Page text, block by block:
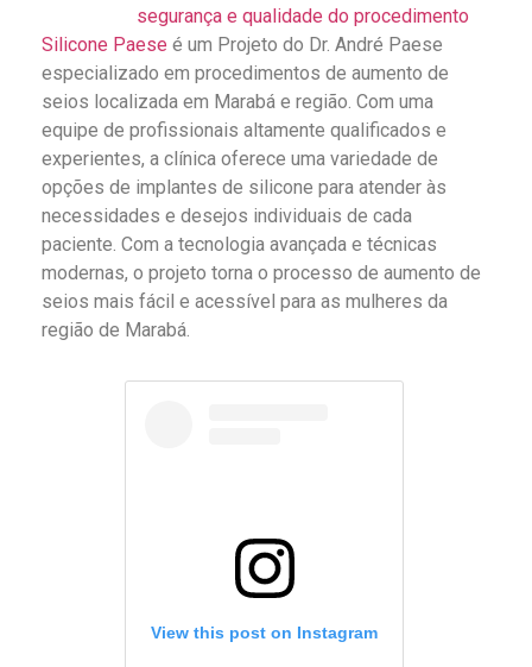
segurança e qualidade do procedimento
Silicone Paese é um Projeto do Dr. André Paese
especializado em procedimentos de aumento de
seios localizada em Marabá e região. Com uma
equipe de profissionais altamente qualificados e
experientes, a clínica oferece uma variedade de
opções de implantes de silicone para atender às
necessidades e desejos individuais de cada
paciente. Com a tecnologia avançada e técnicas
modernas, o projeto torna o processo de aumento de
seios mais fácil e acessível para as mulheres da
região de Marabá.
View this post on Instagram